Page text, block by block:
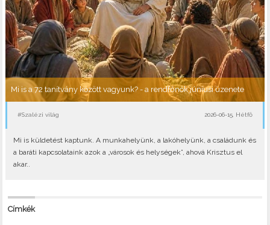
Mi is a 72 tanítvány között vagyunk? - a rendfőnök júniusi üzenete
#Szalézi világ 2026-06-15, Hétfő
Mi is küldetést kaptunk. A munkahelyünk, a lakóhelyünk, a családunk és
a baráti kapcsolataink azok a „városok és helységek”, ahová Krisztus el
akar..
Címkék